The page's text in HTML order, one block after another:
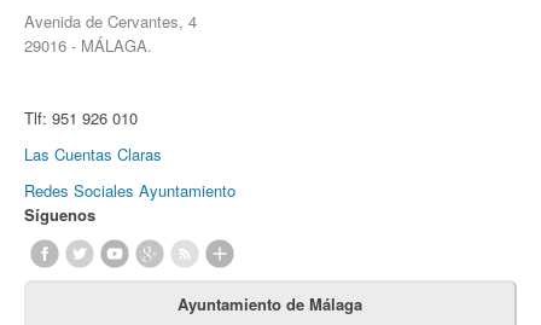
Avenida de Cervantes, 4
29016 - MÁLAGA.
Tlf: 951 926 010
Las Cuentas Claras
Redes Sociales Ayuntamiento
Síguenos
Ayuntamiento de Málaga